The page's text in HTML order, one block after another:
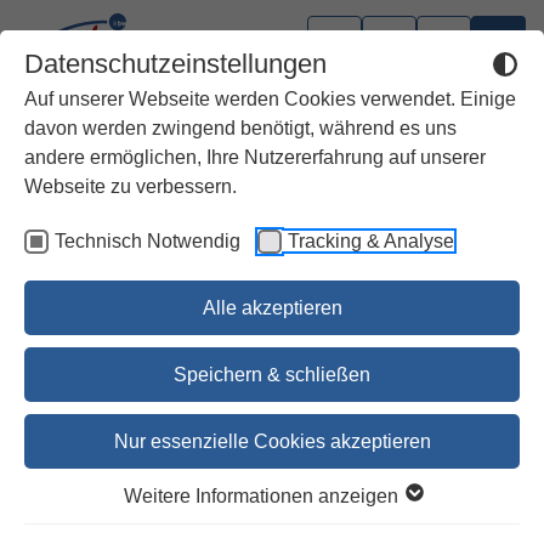
Datenschutzeinstellungen
Auf unserer Webseite werden Cookies verwendet. Einige
davon werden zwingend benötigt, während es uns
andere ermöglichen, Ihre Nutzererfahrung auf unserer
Webseite zu verbessern.
Technisch Notwendig Tracking & Analyse
Alle akzeptieren
Speichern & schließen
Nur essenzielle Cookies akzeptieren
Weitere Informationen anzeigen